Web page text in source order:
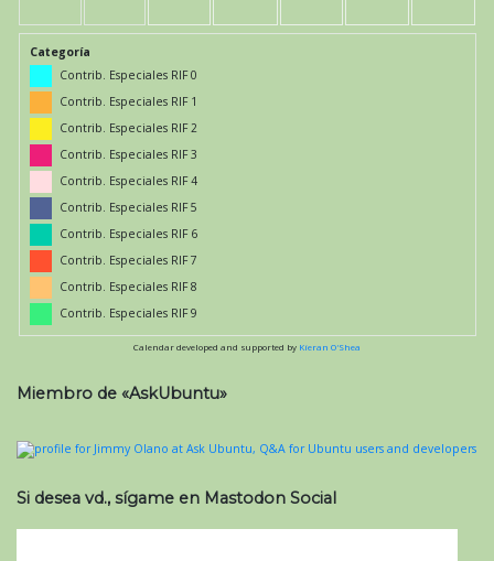
Categoría
Contrib. Especiales RIF 0
Contrib. Especiales RIF 1
Contrib. Especiales RIF 2
Contrib. Especiales RIF 3
Contrib. Especiales RIF 4
Contrib. Especiales RIF 5
Contrib. Especiales RIF 6
Contrib. Especiales RIF 7
Contrib. Especiales RIF 8
Contrib. Especiales RIF 9
Calendar developed and supported by Kieran O'Shea
Miembro de «AskUbuntu»
Si desea vd., sígame en Mastodon Social